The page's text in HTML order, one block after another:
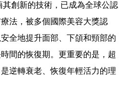
創新的技術，已成為全球公認
法，被多個國際美容大獎認
全地提升面部、下頜和頸部的
間的恢復期。更重要的是，超
逆轉衰老、恢復年輕活力的理